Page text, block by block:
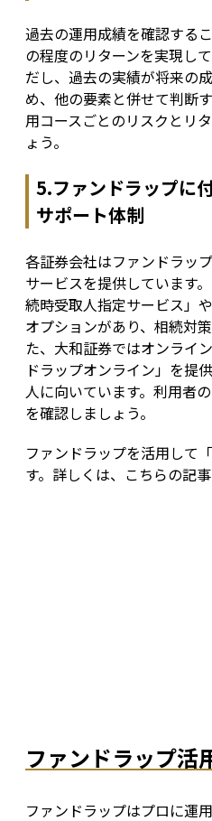
過去の運用成績を確認する
の程度のリターンを実現し
だし、過去の実績が将来の
め、他の要素と併せて判断
用コースごとのリスクとリ
ょう。
5.ファンドラップに
サポート体制
各証券会社はファンドラッ
サービスを提供しています
続時受取人指定サービス」
オプションがあり、相続対
た、大和証券ではオンライ
ドラップオンライン」を提
人に向いています。利用者
を確認しましょう。
ファンドラップを活用して
す。詳しくは、こちらの記
ファンドラップ活
ファンドラップはプロに運